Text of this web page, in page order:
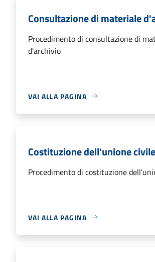
Consultazione di materiale
Procedimento di consultazione di
d'archivio
VAI ALLA PAGINA
Costituzione dell'unione civile
Procedimento di costituzione
VAI ALLA PAGINA